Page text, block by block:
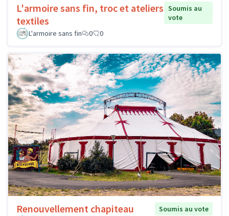
L'armoire sans fin, troc et ateliers
textiles
Soumis au
vote
L'armoire sans fin
0 0
Renouvellement chapiteau
Soumis au vote